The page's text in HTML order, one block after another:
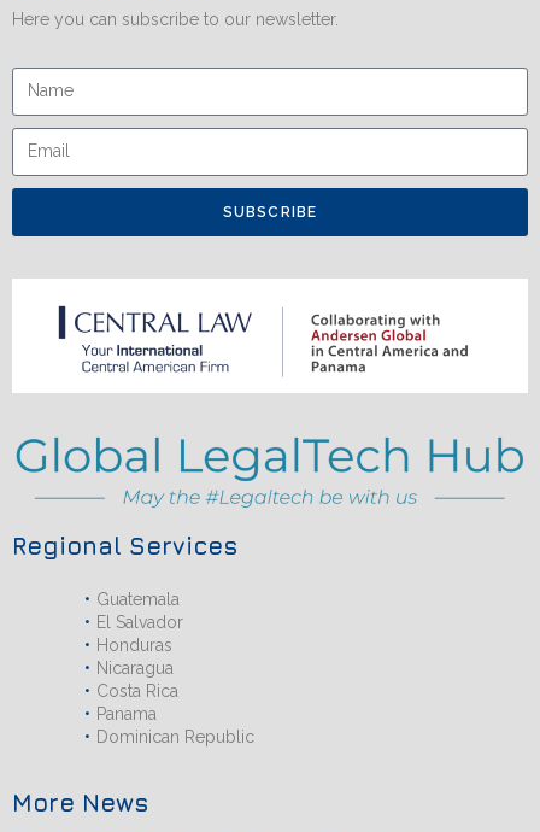
Here you can subscribe to our newsletter.
SUBSCRIBE
Regional Services
Guatemala
El Salvador
Honduras
Nicaragua
Costa Rica
Panama
Dominican Republic
More News